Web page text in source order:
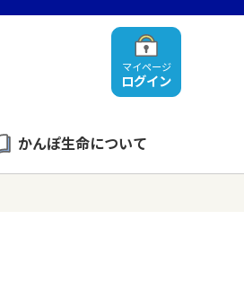
マイページ
ログイン
かんぽ生命について